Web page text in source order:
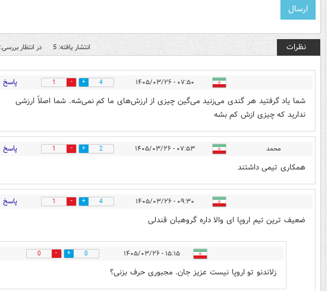
نظرات انتشار یافته: 5 در انتظار بررسی: 0
۰۷:۵۰ - ۱۴۰۵/۰۳/۲۶ 4
1 پاسخ
شما یاد گرفتید هر گندی می‌زنید می‌گین چیزی از ارزش‌های ما کم نمی‌شه. شما اصلاً ارزشی
ندارید که چیزی ازش کم بشه
محمد ۰۷:۵۳ - ۱۴۰۵/۰۳/۲۶ 2
1 پاسخ
همکاری تیمی داشتند
۰۹:۳۰ - ۱۴۰۵/۰۳/۲۶ 4
1 پاسخ
ضعیف ترین تیم اروپا ای والا داره گروهبان قندلی
۱۵:۱۵ - ۱۴۰۵/۰۳/۲۶ 0
0
زلاندنو تو اروپا نیست عزیز جان. مجبوری حرف بزنی؟